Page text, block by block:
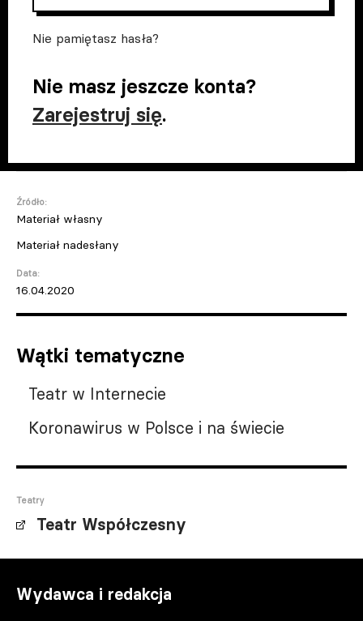
Nie pamiętasz hasła?
Nie masz jeszcze konta?
Zarejestruj się.
Źródło:
Materiał własny
Materiał nadesłany
Data:
16.04.2020
Wątki tematyczne
Teatr w Internecie
Koronawirus w Polsce i na świecie
Teatry
Teatr Współczesny
Wydawca i redakcja